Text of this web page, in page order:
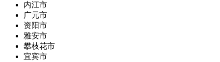
内江市
广元市
资阳市
雅安市
攀枝花市
宜宾市